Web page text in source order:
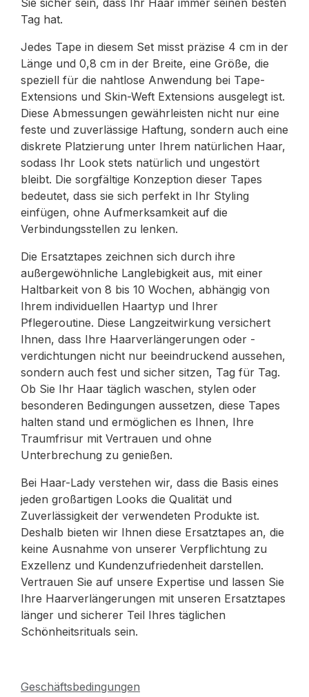
Tag hat.
Jedes Tape in diesem Set misst präzise 4 cm in der
Länge und 0,8 cm in der Breite, eine Größe, die
speziell für die nahtlose Anwendung bei Tape-
Extensions und Skin-Weft Extensions ausgelegt ist.
Diese Abmessungen gewährleisten nicht nur eine
feste und zuverlässige Haftung, sondern auch eine
diskrete Platzierung unter Ihrem natürlichen Haar,
sodass Ihr Look stets natürlich und ungestört
bleibt. Die sorgfältige Konzeption dieser Tapes
bedeutet, dass sie sich perfekt in Ihr Styling
einfügen, ohne Aufmerksamkeit auf die
Verbindungsstellen zu lenken.
Die Ersatztapes zeichnen sich durch ihre
außergewöhnliche Langlebigkeit aus, mit einer
Haltbarkeit von 8 bis 10 Wochen, abhängig von
Ihrem individuellen Haartyp und Ihrer
Pflegeroutine. Diese Langzeitwirkung versichert
Ihnen, dass Ihre Haarverlängerungen oder -
verdichtungen nicht nur beeindruckend aussehen,
sondern auch fest und sicher sitzen, Tag für Tag.
Ob Sie Ihr Haar täglich waschen, stylen oder
besonderen Bedingungen aussetzen, diese Tapes
halten stand und ermöglichen es Ihnen, Ihre
Traumfrisur mit Vertrauen und ohne
Unterbrechung zu genießen.
Bei Haar-Lady verstehen wir, dass die Basis eines
jeden großartigen Looks die Qualität und
Zuverlässigkeit der verwendeten Produkte ist.
Deshalb bieten wir Ihnen diese Ersatztapes an, die
keine Ausnahme von unserer Verpflichtung zu
Exzellenz und Kundenzufriedenheit darstellen.
Vertrauen Sie auf unsere Expertise und lassen Sie
Ihre Haarverlängerungen mit unseren Ersatztapes
länger und sicherer Teil Ihres täglichen
Schönheitsrituals sein.
Geschäftsbedingungen